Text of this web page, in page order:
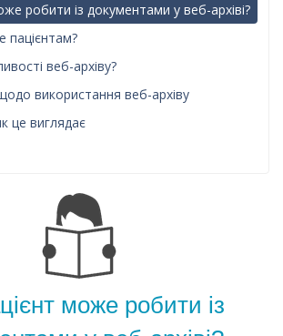
робити із документами у веб-архіві?
пацієнтам?
веб-архіву?
використання веб-архіву
це виглядає
може робити із